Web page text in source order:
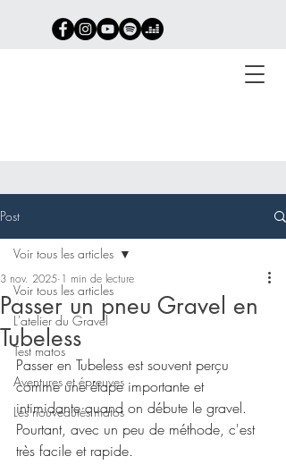
Gravel - Bikepacking -
Ultra
Post
Voir tous les articles
L'atelier du Gravel
Test matos
Aventures et épreuves
Les nouveautés matos
Voir tous les articles
Passer un pneu Gravel en
Tubeless
3 nov. 2025 1 min de lecture
Passer en Tubeless est souvent perçu
comme une étape importante et
intimidante quand on débute le gravel.
Pourtant, avec un peu de méthode, c'est
très facile et rapide.